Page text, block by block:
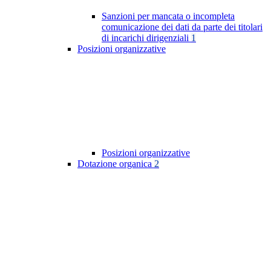
Sanzioni per mancata o incompleta
comunicazione dei dati da parte dei titolari
di incarichi dirigenziali 1
Posizioni organizzative
Posizioni organizzative
Dotazione organica 2